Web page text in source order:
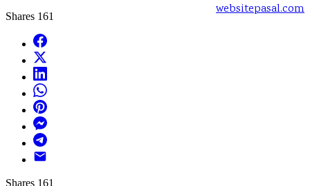
websitepasal.com
Shares 161
Facebook
WhatsApp
Pinterest
Messenger
Telegram
Shares 161